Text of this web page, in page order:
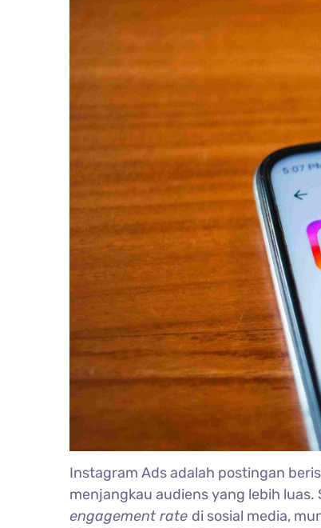
Instagram Ads adalah postingan
menjangkau audiens yang lebih
engagement rate di sosial media,